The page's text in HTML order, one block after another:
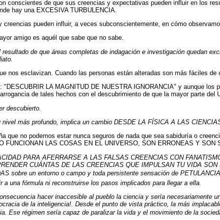
conscientes de que sus creencias y expectativas pueden influir en los
hay una EXCESIVA TURBULENCIA.
pueden influir, a veces subconscientemente, en cómo
amigo es aquél que sabe que no sabe.
de que áreas completas de indagación e investigación quedan
nos esclavizan. Cuando las personas están alteradas son más fáciles de
LA MAGNITUD DE NUESTRA IGNORANCIA" y aunque
de tales hechos con el descubrimiento de que la mayor parte
descubierto.
más profundo, implica un cambio DESDE LA FÍSICA A LAS
que no podemos estar nunca seguros de nada que sea sabiduría o
FUNCIONAN LAS COSAS EN EL UNIVERSO, SON ERRONEAS Y SON
PARA AFERRARSE A LAS FALSAS CREENCIAS CON
CUÁNTAS DE LAS CREENCIAS QUE IMPULSAN TU VIDA
sobre un entorno o campo y toda persistente sensación de
una fórmula ni reconstruirse los pasos implicados para llegar a ella.
hacer inaccesible al pueblo la ciencia y sería necesariamente
de la inteligencia!. Desde el punto de vista práctico, la más
Ese régimen sería capaz de paralizar la vida y el movimiento de la